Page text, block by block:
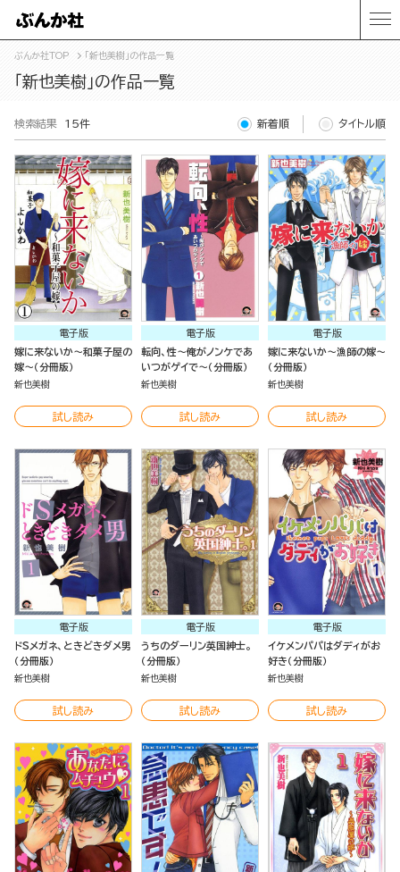
ぶんか社TOP 「新也美樹」の作品一覧
「新也美樹」の作品一覧
検索結果 15件 新着順 タイトル順
電子版
嫁に来ないか～和菓子屋の
嫁～（分冊版）
新也美樹
試し読み
電子版
転向、性～俺がノンケであ
いつがゲイで～（分冊版）
新也美樹
試し読み
電子版
嫁に来ないか～漁師の嫁～
（分冊版）
新也美樹
試し読み
電子版
ドSメガネ、ときどきダメ男
（分冊版）
新也美樹
試し読み
電子版
うちのダーリン英国紳士。
（分冊版）
新也美樹
試し読み
電子版
イケメンパパはダディがお
好き（分冊版）
新也美樹
試し読み